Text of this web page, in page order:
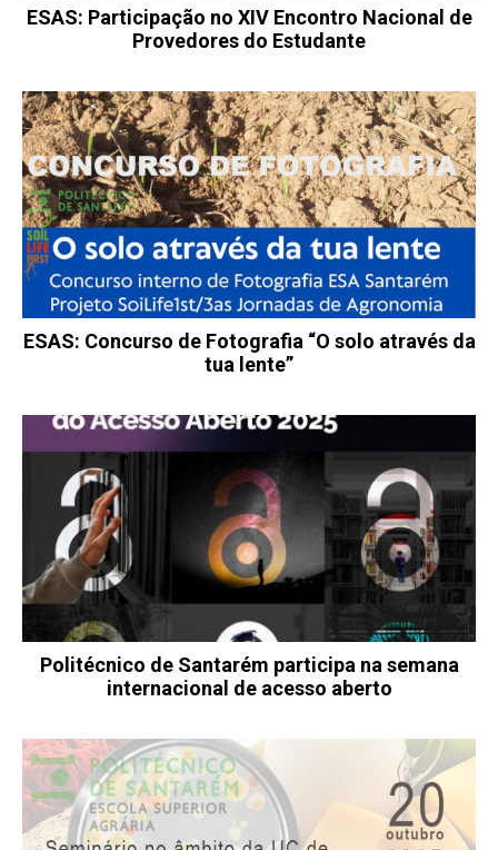
ESAS: Participação no XIV Encontro Nacional de
Provedores do Estudante
ESAS: Concurso de Fotografia “O solo através da
tua lente”
Politécnico de Santarém participa na semana
internacional de acesso aberto